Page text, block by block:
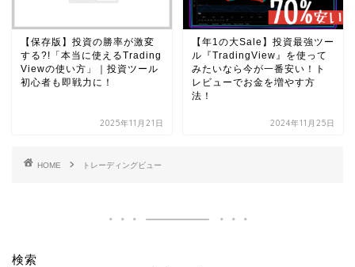
【保存版】投資の勝率が激変
する?!「本当に使えるTrading
Viewの使い方」｜投資ツール
初心者も即戦力に！
2025年11月21日
【年1の大Sale】投資最強ツー
ル『TradingView』を使って
みたいなら今が一番安い！ト
レビューでお金を増やす方
法！
2024年11月25日
HOME トレーディングビュー
検索